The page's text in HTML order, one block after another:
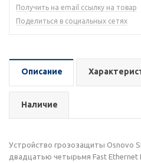
Получить на email ссылку на товар
Поделиться в социальных сетях
Описание
Наличие
Устройство грозозащиты Osnovo
двадцатью четырьмя Fast Ethernet